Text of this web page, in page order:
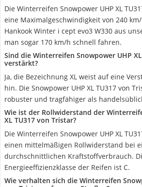
Die Winterreifen Snowpower UHP XL
eine Maximalgeschwindigkeit von 240
Hankook Winter i cept evo3 W330 aus
man sogar 170 km/h schnell fahren.
Sind die Winterreifen Snowpower UHP
verstärkt?
Ja, die Bezeichnung XL weist auf eine
hin. Die Snowpower UHP XL TU317 von
robuster und tragfähiger als
Wie ist der Rollwiderstand der
XL TU317 von Tristar?
Die Winterreifen Snowpower UHP XL
einen mittelmäßigen Rollwiderstand bei
durchschnittlichen Kraftstoffverbrauch.
Energieeffizienzklasse der Reifen ist C.
Wie verhalten sich die Winterreifen